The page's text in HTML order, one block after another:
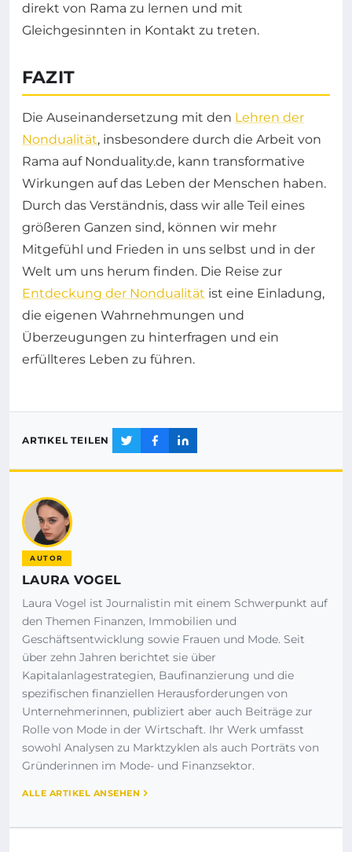
direkt von Rama zu lernen und mit
Gleichgesinnten in Kontakt zu treten.
FAZIT
Die Auseinandersetzung mit den Lehren der
Nondualität, insbesondere durch die Arbeit von
Rama auf Nonduality.de, kann transformative
Wirkungen auf das Leben der Menschen haben.
Durch das Verständnis, dass wir alle Teil eines
größeren Ganzen sind, können wir mehr
Mitgefühl und Frieden in uns selbst und in der
Welt um uns herum finden. Die Reise zur
Entdeckung der Nondualität ist eine Einladung,
die eigenen Wahrnehmungen und
Überzeugungen zu hinterfragen und ein
erfüllteres Leben zu führen.
ARTIKEL TEILEN
AUTOR
LAURA VOGEL
Laura Vogel ist Journalistin mit einem Schwerpunkt auf
den Themen Finanzen, Immobilien und
Geschäftsentwicklung sowie Frauen und Mode. Seit
über zehn Jahren berichtet sie über
Kapitalanlagestrategien, Baufinanzierung und die
spezifischen finanziellen Herausforderungen von
Unternehmerinnen, publiziert aber auch Beiträge zur
Rolle von Mode in der Wirtschaft. Ihr Werk umfasst
sowohl Analysen zu Marktzyklen als auch Porträts von
Gründerinnen im Mode- und Finanzsektor.
ALLE ARTIKEL ANSEHEN